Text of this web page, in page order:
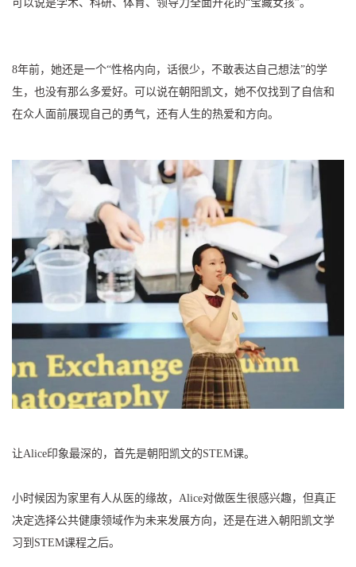
可以说是学术、科研、体育、领导力全面开花的“宝藏女孩”。
8年前，她还是一个“性格内向，话很少，不敢表达自己想法”的学
生，也没有那么多爱好。可以说在朝阳凯文，她不仅找到了自信和
在众人面前展现自己的勇气，还有人生的热爱和方向。
让Alice印象最深的，首先是朝阳凯文的STEM课。
小时候因为家里有人从医的缘故，Alice对做医生很感兴趣，但真正
决定选择公共健康领域作为未来发展方向，还是在进入朝阳凯文学
习到STEM课程之后。